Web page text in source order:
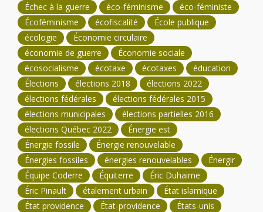
Échec à la guerre
éco-féminisme
éco-féministe
Écoféminisme
écofiscalité
École publique
écologie
Économie circulaire
économie de guerre
Économie sociale
écosocialisme
écotaxe écotaxes
éducation
Élections
élections 2018
élections 2022
élections fédérales
élections fédérales 2015
élections municipales
élections partielles 2016
élections Québec 2022
Énergie est
Énergie fossile
Énergie renouvelable
Énergies fossiles
énergies renouvelables
Énergir
Équipe Coderre
Équiterre
Éric Duhaime
Éric Pinault
étalement urbain
État islamique
État providence
État-providence
États-unis